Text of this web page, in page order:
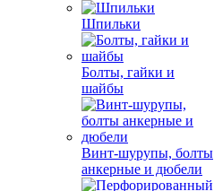
Шпильки
Болты, гайки и
шайбы
Винт-шурупы, болты
анкерные и дюбели